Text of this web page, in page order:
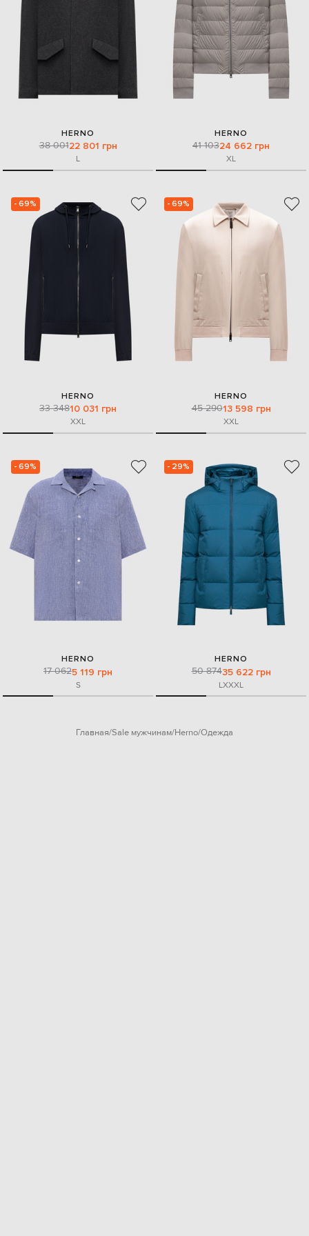
HERNO
38 00122 801 грн
L
HERNO
41 10324 662 грн
XL
- 69%
HERNO
33 34810 031 грн
XXL
- 69%
HERNO
45 29013 598 грн
XXL
- 69%
HERNO
17 0625 119 грн
S
- 29%
HERNO
50 87435 622 грн
LXXXL
Главная Sale мужчинам Herno Одежда